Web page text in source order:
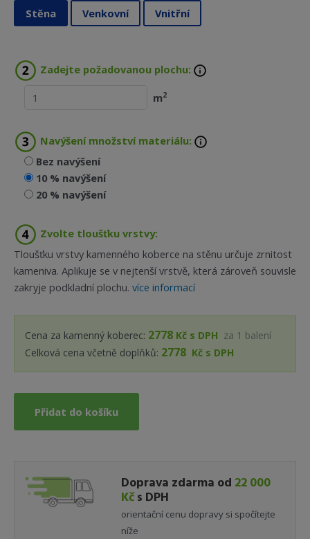
Stěna Venkovní Vnitřní
Zadejte požadovanou plochu:
m2
Navýšení množství materiálu:
Bez navýšení
10 % navýšení
20 % navýšení
Zvolte tloušťku vrstvy:
Tloušťku vrstvy kamenného koberce na stěnu určuje zrnitost
kameniva. Aplikuje se v nejtenší vrstvě, která zároveň souvisle
zakryje podkladní plochu. více informací
Cena za kamenný koberec: 2778 Kč s DPH za 1 balení
Celková cena včetně doplňků: 2778 Kč s DPH
Přidat do košíku
Doprava zdarma od 22 000
Kčs DPH
orientační cenu dopravy si spočítejte
níže